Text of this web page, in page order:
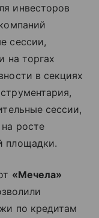
инвесторов
сессии,
на торгах
в секциях
сессии,
росте
площадки.
«Мечела»
по кредитам